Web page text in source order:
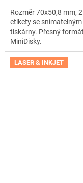
Rozměr 70x50,8 mm,
etikety se
tiskárny. Přesný
MiniDisky.
LASER & INKJET